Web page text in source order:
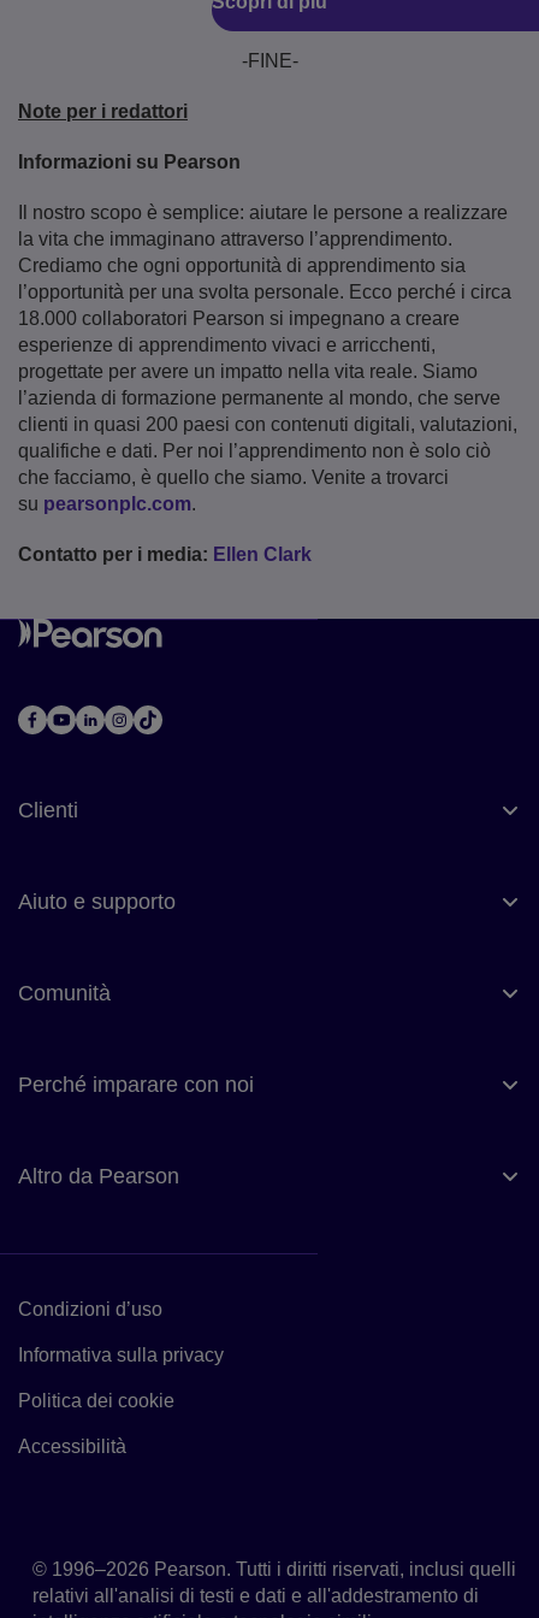
-FINE-
Note per i redattori
Informazioni su Pearson
Il nostro scopo è semplice: aiutare le persone a realizzare
la vita che immaginano attraverso l’apprendimento.
Crediamo che ogni opportunità di apprendimento sia
l’opportunità per una svolta personale. Ecco perché i circa
18.000 collaboratori Pearson si impegnano a creare
esperienze di apprendimento vivaci e arricchenti,
progettate per avere un impatto nella vita reale. Siamo
l’azienda di formazione permanente al mondo, che serve
clienti in quasi 200 paesi con contenuti digitali, valutazioni,
qualifiche e dati. Per noi l’apprendimento non è solo ciò
che facciamo, è quello che siamo. Venite a trovarci
su pearsonplc.com.
Contatto per i media: Ellen Clark
Clienti
Aiuto e supporto
Comunità
Perché imparare con noi
Altro da Pearson
Condizioni d’uso
Informativa sulla privacy
Politica dei cookie
Accessibilità
© 1996–2026 Pearson. Tutti i diritti riservati, inclusi quelli
relativi all'analisi di testi e dati e all'addestramento di